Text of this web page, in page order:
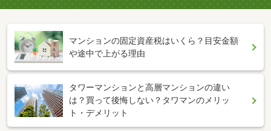
マンションの固定資産税はいくら？目安金額
や途中で上がる理由
タワーマンションと高層マンションの違い
は？買って後悔しない？タワマンのメリッ
ト・デメリット